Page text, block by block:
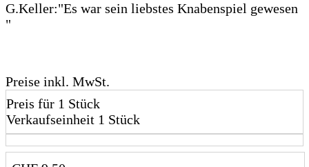
G.Keller:"Es war sein liebstes Knabenspiel gewesen
"
Preise inkl. MwSt.
Preis für 1 Stück
Verkaufseinheit 1 Stück